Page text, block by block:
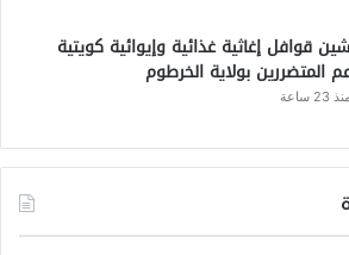
قوافل إغاثية غذائية وإيوائية كويتية
المتضررين بولاية الخرطوم
منذ 23 ساعة